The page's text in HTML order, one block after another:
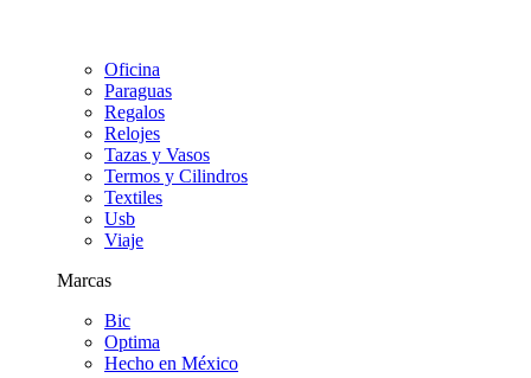
Oficina
Paraguas
Regalos
Relojes
Tazas y Vasos
Termos y Cilindros
Textiles
Usb
Viaje
Marcas
Bic
Optima
Hecho en México